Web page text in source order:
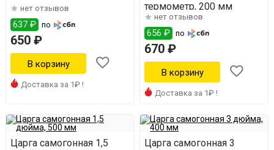
нет отзывов
637 ₽ по
650 ₽
Доставка за 1₽ !
термометр, 200 мм
нет отзывов
656 ₽ по
670 ₽
Доставка за 1₽ !
Царга самогонная 1,5
Царга самогонная 3